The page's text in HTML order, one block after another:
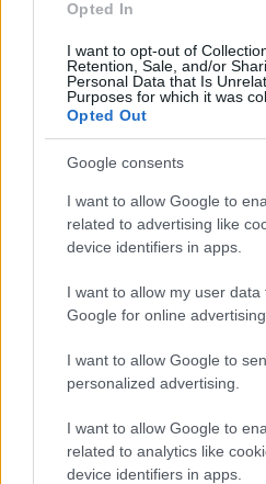
Opted In
I want to opt-out of
Retention, Sale, and/or
Personal Data that Is
Purposes for which it was
Opted Out
Google consents
I want to allow Google to
related to advertising like
device identifiers in apps.
I want to allow my user data
Google for online
I want to allow Google to
personalized advertising.
I want to allow Google to
related to analytics like
device identifiers in apps.
Választás 2022
2022. április 3. 14:40
Az rtl.hu exkluzív
Uranzárást követően az rtl.hu
RTL Klub Választás ’22 című
része is a közvetítésnek, ami
látható.